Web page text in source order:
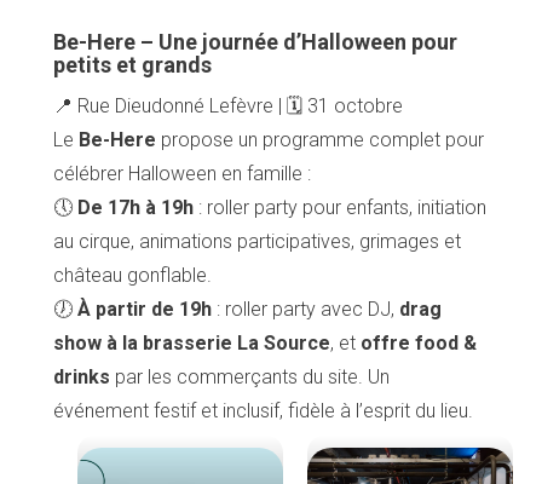
Artisans
Be-Here – Une journée d’Halloween pour
petits et grands
📍 Rue Dieudonné Lefèvre | 🗓️ 31 octobre
Le Be-Here propose un programme complet pour
célébrer Halloween en famille :
🕔 De 17h à 19h : roller party pour enfants, initiation
au cirque, animations participatives, grimages et
château gonflable.
🕖À partir de 19h : roller party avec DJ, drag
show à la brasserie La Source, et offre food &
drinks par les commerçants du site. Un
événement festif et inclusif, fidèle à l’esprit du lieu.